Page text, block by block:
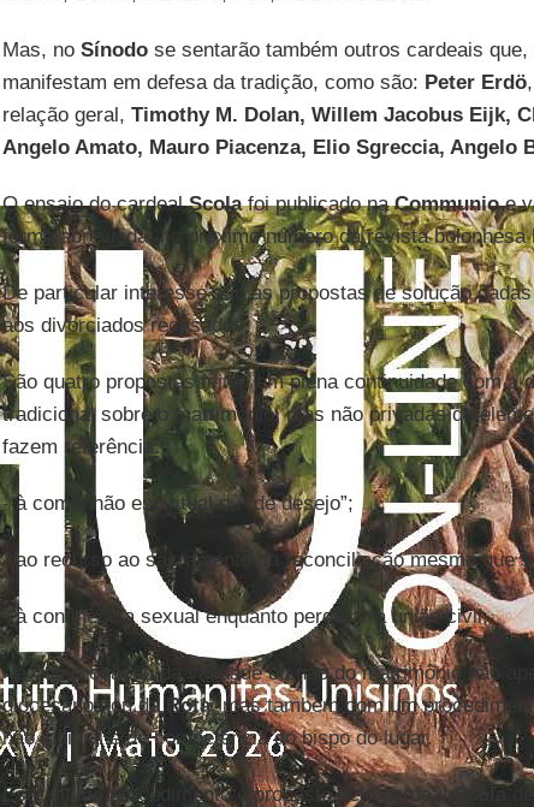
Mas, no Sínodose sentarão também outros cardeais que,
manifestam em defesa da tradição, como são: Peter Erdö
relação geral, Timothy M. Dolan, Willem Jacobus Eijk,
Angelo Amato, Mauro Piacenza, Elio Sgreccia, Angelo
O ensaio do cardealScolafoi publicado naCommunioe
forma abreviada, no próximo número da revista bolonhesa
De particular interesse são as propostas de solução
aos divorciados recasados.
São quatro propostas feitas em plena continuidade com a
tradicional sobre o matrimônio, mas não privadas de
fazem referência:
- à comunhão espiritual ou “de desejo”;
- ao recurso ao sacramento da reconciliação mesmo que
- à continência sexual enquanto perdurar a união civil;
- à comprovação da validade ou não do matrimônio não
diocesanos ou da Rota, mas também com um
não judicial e de competência do bispo do lugar.
Este último procedimento é proposto pelo cardealScola